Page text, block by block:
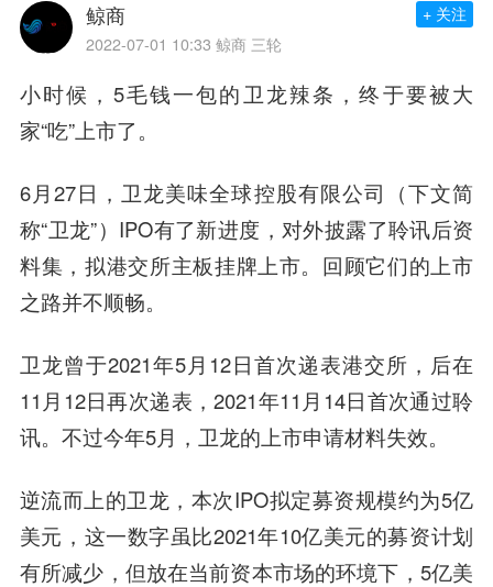
鲸商
2022-07-01 10:33 鲸商 三轮
+ 关注
小时候，5毛钱一包的卫龙辣条，终于要被大
家“吃”上市了。
6月27日，卫龙美味全球控股有限公司（下文简
称“卫龙”）IPO有了新进度，对外披露了聆讯后资
料集，拟港交所主板挂牌上市。回顾它们的上市
之路并不顺畅。
卫龙曾于2021年5月12日首次递表港交所，后在
11月12日再次递表，2021年11月14日首次通过聆
讯。不过今年5月，卫龙的上市申请材料失效。
逆流而上的卫龙，本次IPO拟定募资规模约为5亿
美元，这一数字虽比2021年10亿美元的募资计划
有所减少，但放在当前资本市场的环境下，5亿美